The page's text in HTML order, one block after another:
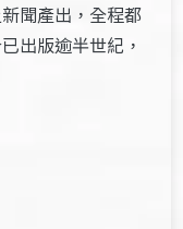
聞產出，全程都
出版逾半世紀，